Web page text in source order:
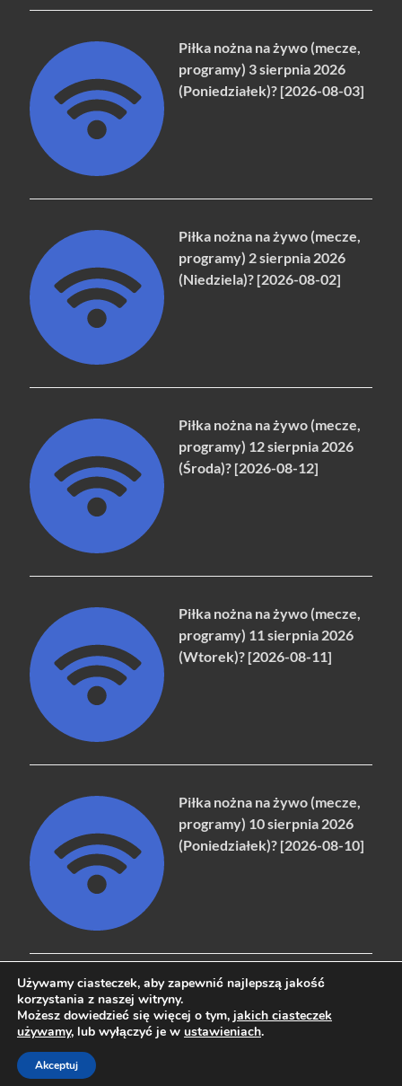
Piłka nożna na żywo (mecze,
programy) 3 sierpnia 2026
(Poniedziałek)? [2026-08-03]
Piłka nożna na żywo (mecze,
programy) 2 sierpnia 2026
(Niedziela)? [2026-08-02]
Piłka nożna na żywo (mecze,
programy) 12 sierpnia 2026
(Środa)? [2026-08-12]
Piłka nożna na żywo (mecze,
programy) 11 sierpnia 2026
(Wtorek)? [2026-08-11]
Piłka nożna na żywo (mecze,
programy) 10 sierpnia 2026
(Poniedziałek)? [2026-08-10]
Copyright © 2026naziemna.info - Telewizja cyfrowa, Radio,
Powered byWordPress
Używamy ciasteczek, aby zapewnić najlepszą jakość
korzystania z naszej witryny.
Możesz dowiedzieć się więcej o tym, jakich ciasteczek
używamy, lub wyłączyć je w ustawieniach.
Akceptuj